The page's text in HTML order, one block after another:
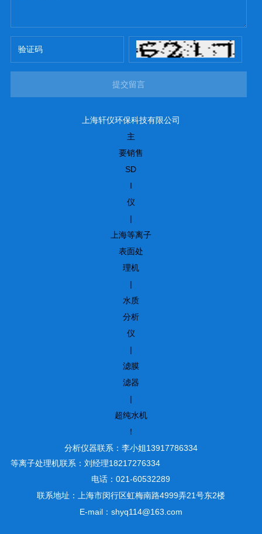
提交留言
上海轩仪环保科技有限公司
主
要销售
SD
I
仪
|
上海等离子
表面处
理机
|
水质
分析
仪
|
滤膜
滤器
|
超纯水机
！
分析仪器联系：李小姐13917786334
等离子处理机联系：刘经理18217276334
电话：021-60532289
联系地址：上海市闵行区虹梅南路4999弄21号东2楼
E-mail：shyq114@163.com